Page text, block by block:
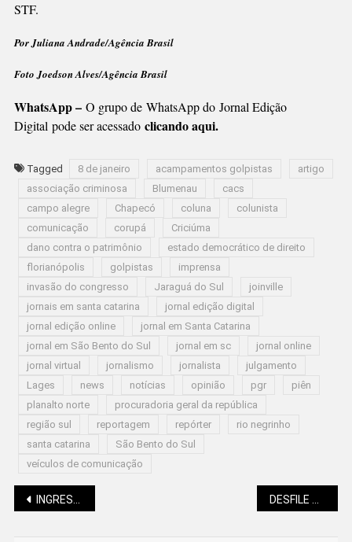
STF.
Por Juliana Andrade/Agência Brasil
Foto Joedson Alves/Agência Brasil
WhatsApp – O grupo de WhatsApp do Jornal Edição
Digital pode ser acessado clicando aqui.
Tagged 8 de janeiro acampamentos golpistas
artigo
associação criminosa
Blumenau
cacs
campo alegre
Chapecó coluna
colunista
comunicação
corupá
Criciúma
dano contra o patrimônio
estado democrático de direito
florianópolis
golpistas
imprensa
invasão do congresso
Jaraguá do Sul
joinville
jornais em santa catarina
jornal edição digital
jornal edição online
jornal em Santa Catarina
jornal em São Bento do Sul
jornal em sc
jornal online
jornal virtual
jornalismo jornalista
julgamento
Lages
news notícias opinião pgr
piên
planalto norte
procuradoria geral da república
região sul
reportagem repórter
rio negrinho
santa catarina
São Bento do Sul
veículos de comunicação
Navegação
INGRESSOS PARA A “NOITE DO CHORO” SEGUEM À VENDA DESFILE DE 7 DE SETEMBRO COM NORMAS DEFINIDAS